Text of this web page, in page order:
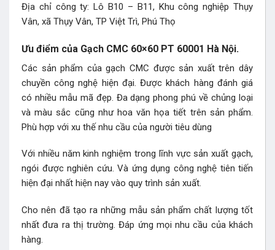
Địa chỉ công ty: Lô B10 – B11, Khu công nghiệp Thụy
Vân, xã Thụy Vân, TP Việt Trì, Phú Thọ
Ưu điểm của Gạch CMC 60×60 PT 60001 Hà Nội.
Các sản phẩm của gạch CMC được sản xuất trên dây
chuyền công nghệ hiện đại. Được khách hàng đánh giá
có nhiều mẫu mã đẹp. Đa dạng phong phú về chủng loại
và màu sắc cũng như hoa văn họa tiết trên sản phẩm.
Phù hợp với xu thế nhu cầu của người tiêu dùng
Với nhiều năm kinh nghiệm trong lĩnh vực sản xuất gạch,
ngói được nghiên cứu. Và ứng dụng công nghệ tiên tiến
hiện đại nhất hiện nay vào quy trình sản xuất.
Cho nên đã tạo ra những mẫu sản phẩm chất lượng tốt
nhất đưa ra thị trường. Đáp ứng mọi nhu cầu của khách
hàng.